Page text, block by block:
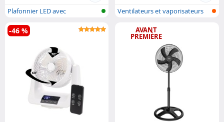
Plafonnier LED avec
ventilateur et...
Ventilateurs et vaporisateurs
-46 % AVANT
PREMIÈRE